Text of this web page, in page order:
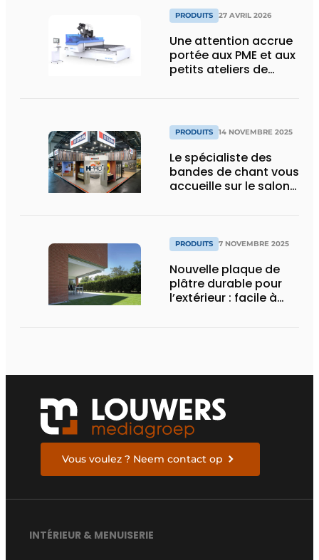
PRODUITS 27 AVRIL 2026
Une attention accrue
portée aux PME et aux
petits ateliers de
PRODUITS 14 NOVEMBRE 2025
Le spécialiste des
bandes de chant vous
accueille sur le salon
PRODUITS 7 NOVEMBRE 2025
Nouvelle plaque de
plâtre durable pour
l’extérieur : facile à
Vous voulez ? Neem contact op
INTÉRIEUR & MENUISERIE